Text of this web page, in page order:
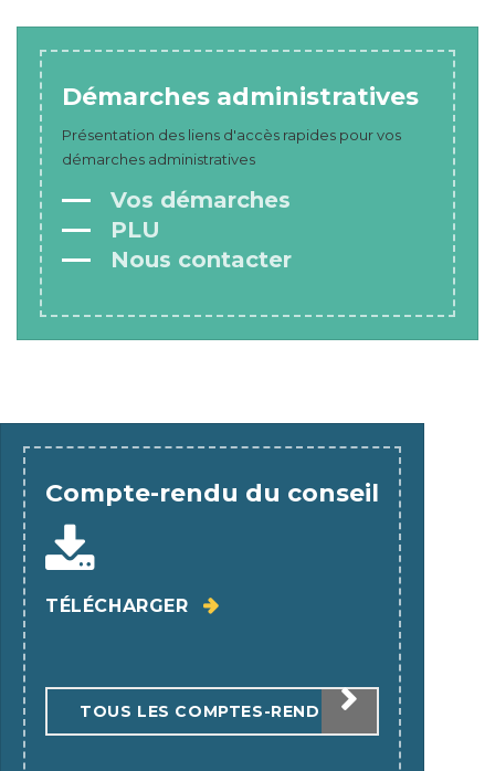
Démarches administratives
Présentation des liens d'accès rapides pour vos
démarches administratives
Vos démarches
PLU
Nous contacter
Compte-rendu du conseil
TÉLÉCHARGER
TOUS LES COMPTES-RENDUS